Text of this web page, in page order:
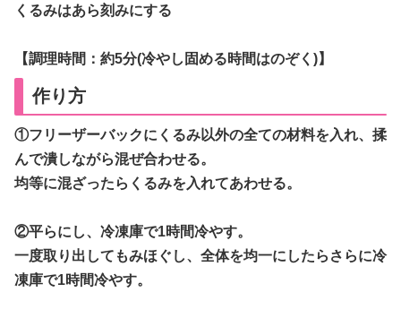
くるみはあら刻みにする
【調理時間：約5分(冷やし固める時間はのぞく)】
作り方
①フリーザーバックにくるみ以外の全ての材料を入れ、揉
んで潰しながら混ぜ合わせる。
均等に混ざったらくるみを入れてあわせる。
②平らにし、冷凍庫で1時間冷やす。
一度取り出してもみほぐし、全体を均一にしたらさらに冷
凍庫で1時間冷やす。